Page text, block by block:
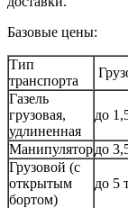
Базовые цены:
Тип
транспорта
Газель
грузовая,
удлиненная
до
Манипулятордо
Грузовой (с
открытым
бортом)
до 5